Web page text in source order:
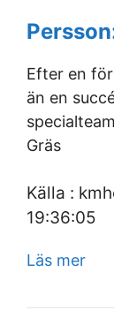
Efter en
än en
Gräs
Källa :
19:36:05
Läs mer